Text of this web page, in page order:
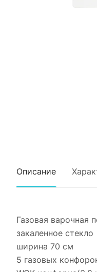
Описание
Газовая варочная
закаленное стекло
ширина 70 см
5 газовых